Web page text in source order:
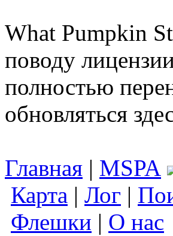
What Pumpkin
поводу
полностью
обновляться
Главная | MSPA
Карта | Лог |
Флешки | О нас